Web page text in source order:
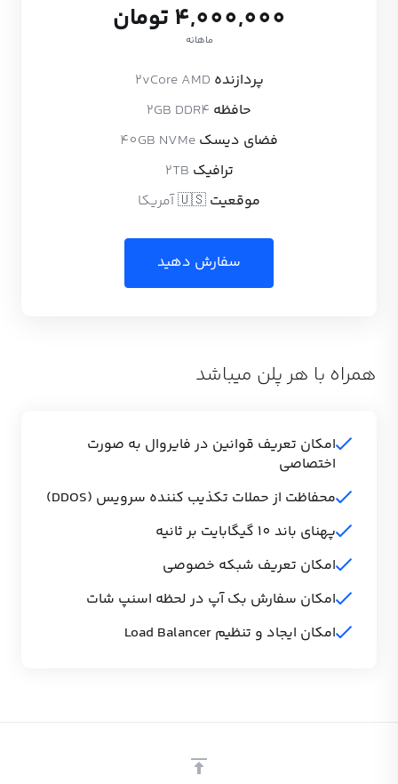
4,000,000 تومان
ماهانه
پردازنده 2vCore AMD
حافظه 2GB DDR4
فضای دیسک 40GB NVMe
ترافیک 2TB
موقعیت 🇺🇸 آمریکا
سفارش دهید
همراه با هر پلن میباشد
امکان تعریف قوانین در فایروال به صورت
اختصاصی
محفاظت از حملات تکذیب کننده سرویس (DDOS)
پهنای باند 10 گیگابایت بر ثانیه
امکان تعریف شبکه خصوصی
امکان سفارش بک آپ در لحظه اسنپ شات
امکان ایجاد و تنظیم Load Balancer